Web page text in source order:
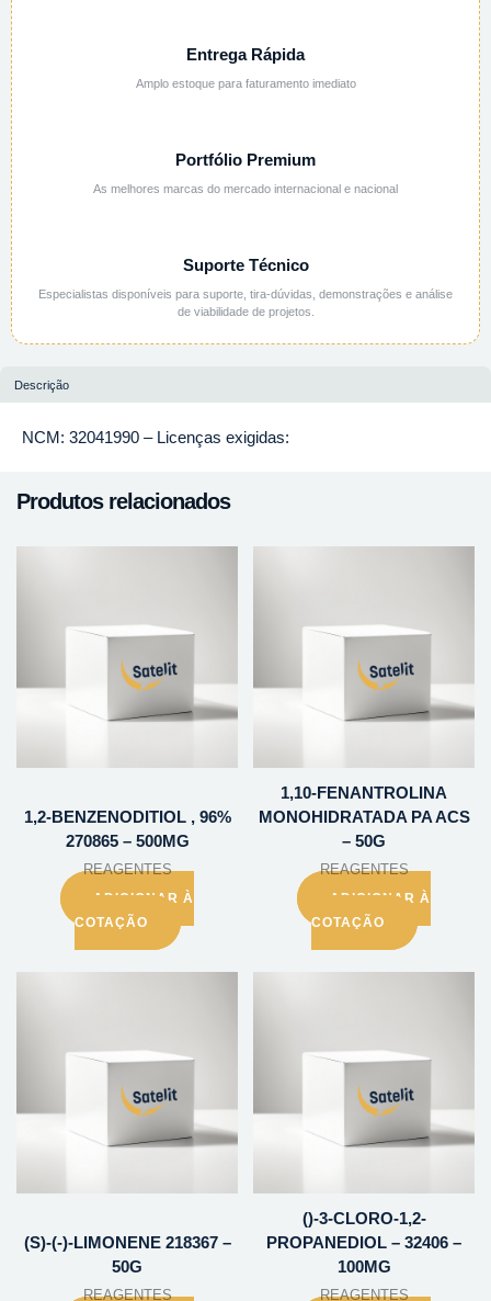
Entrega Rápida
Amplo estoque para faturamento imediato
Portfólio Premium
As melhores marcas do mercado internacional e nacional
Suporte Técnico
Especialistas disponíveis para suporte, tira-dúvidas, demonstrações e análise
de viabilidade de projetos.
Descrição
NCM: 32041990 – Licenças exigidas:
Produtos relacionados
1,2-BENZENODITIOL , 96%
270865 – 500MG
REAGENTES
ADICIONAR À
COTAÇÃO
1,10-FENANTROLINA
MONOHIDRATADA PA ACS
– 50G
REAGENTES
ADICIONAR À
COTAÇÃO
(S)-(-)-LIMONENE 218367 –
50G
REAGENTES
()-3-CLORO-1,2-
PROPANEDIOL – 32406 –
100MG
REAGENTES